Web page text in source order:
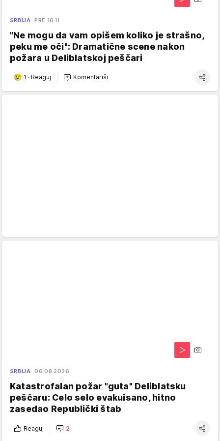
SRBIJA PRE 16 H
"Ne mogu da vam opišem koliko je strašno,
peku me oči": Dramatične scene nakon
požara u Deliblatskoj peščari
1 · Reaguj Komentariši
SRBIJA 06.08.2026.
Katastrofalan požar "guta" Deliblatsku
peščaru: Celo selo evakuisano, hitno
zasedao Republički štab
Reaguj 2